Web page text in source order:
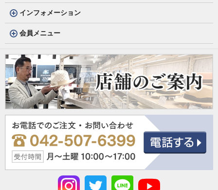
インフォメーション
会員メニュー